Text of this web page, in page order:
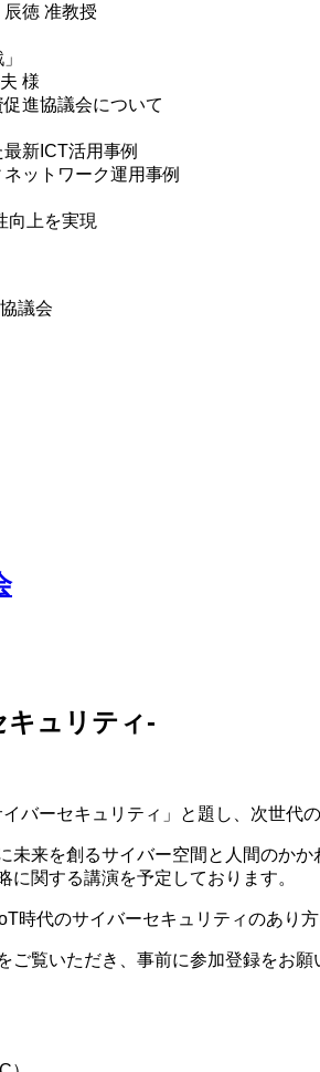
徳 准教授
様
進協議会について
新ICT活用事例
ットワーク運用事例
向上を実現
議会
キュリティ-
バーセキュリティ」と題し、次世代
来を創るサイバー空間と人間のか
関する講演を予定しております。
時代のサイバーセキュリティのあり
覧いただき、事前に参加登録をお願